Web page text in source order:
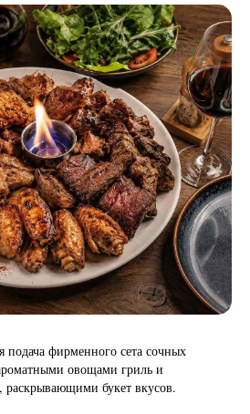
подача фирменного сета сочных
овощами гриль и
раскрывающими букет вкусов.